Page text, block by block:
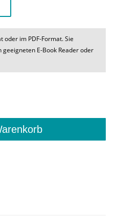
oder im PDF-Format. Sie
E-Book Reader oder